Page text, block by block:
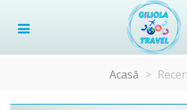
Acasă >